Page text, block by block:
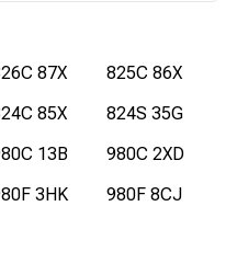
87X
825C 86X
85X
824S 35G
13B
980C 2XD
3HK 980F 8CJ